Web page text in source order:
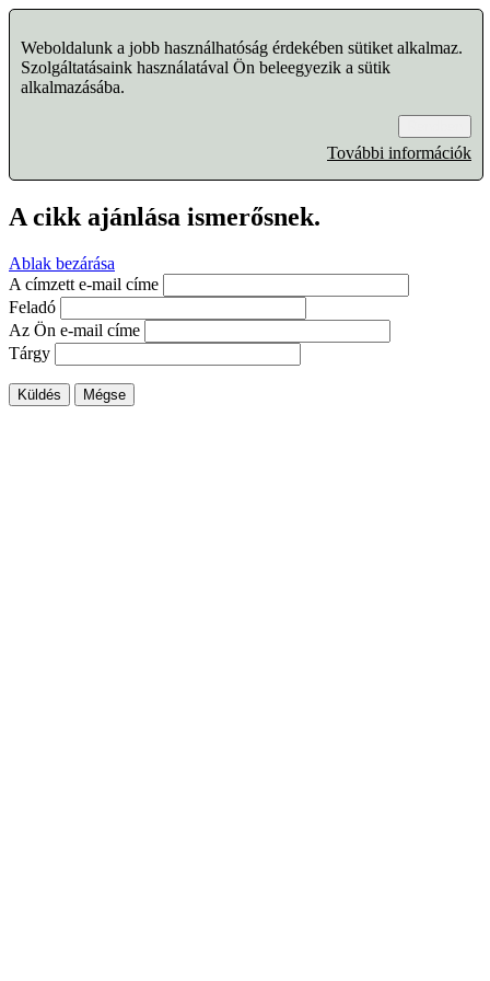
Weboldalunk a jobb használhatóság érdekében sütiket alkalmaz.
Szolgáltatásaink használatával Ön beleegyezik a sütik
alkalmazásába.
További információk
A cikk ajánlása ismerősnek.
Ablak bezárása
A címzett e-mail címe
Feladó
Az Ön e-mail címe
Tárgy
Küldés Mégse